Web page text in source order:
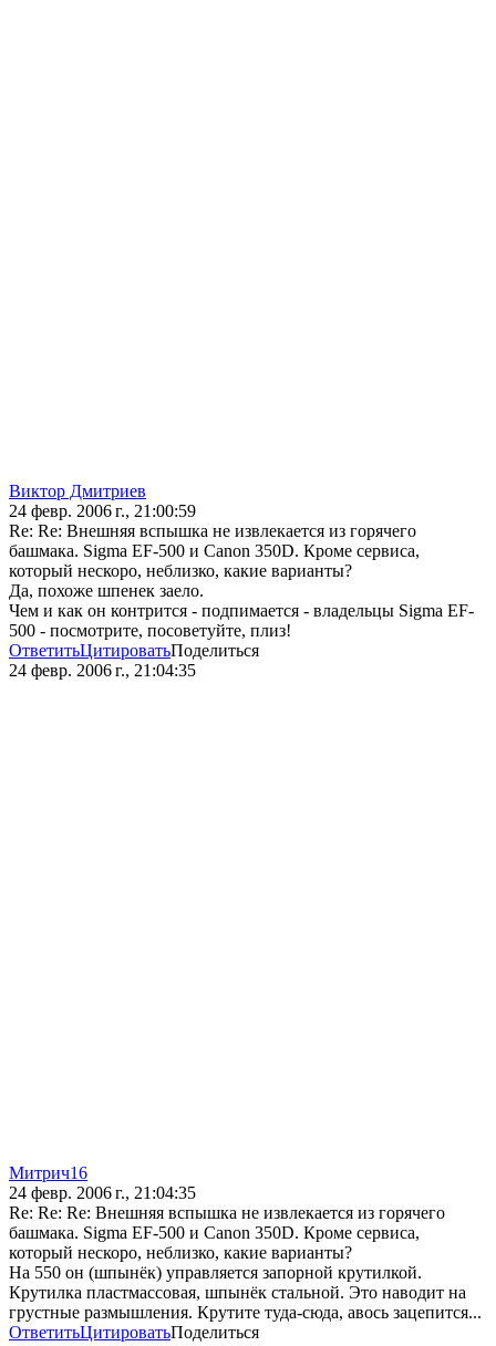
Виктор Дмитриев
24 февр. 2006 г., 21:00:59
Re: Re: Внешняя вспышка не извлекается из горячего
башмака. Sigma EF-500 и Canon 350D. Кроме сервиса,
который нескоро, неблизко, какие варианты?
Да, похоже шпенек заело.
Чем и как он контрится - подпимается - владельцы Sigma EF-
500 - посмотрите, посоветуйте, плиз!
ОтветитьЦитироватьПоделиться
24 февр. 2006 г., 21:04:35
Митрич16
24 февр. 2006 г., 21:04:35
Re: Re: Re: Внешняя вспышка не извлекается из горячего
башмака. Sigma EF-500 и Canon 350D. Кроме сервиса,
который нескоро, неблизко, какие варианты?
На 550 он (шпынёк) управляется запорной крутилкой.
Крутилка пластмассовая, шпынёк стальной. Это наводит на
грустные размышления. Крутите туда-сюда, авось зацепится...
ОтветитьЦитироватьПоделиться